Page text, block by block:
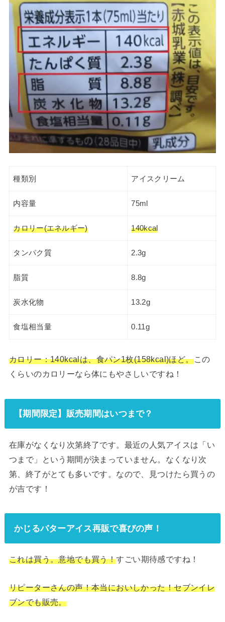
種類別 アイスクリーム
内容量 75ml
カロリー(エネルギー) 140kcal
タンパク質 2.3g
脂質 8.8g
炭水化物 13.2g
食塩相当量 0.11g
カロリー：140kcalは、食パン1枚(158kcal)ほど。この
くらいのカロリーなら体にもやさしいですね！
【期間限定】販売期間はいつまで？
在庫がなくなり次第終了です。最近の人気アイスは「い
つまで」という期間が決まっていません。なくなり次
第、終了がとても多いです。なので、見つけたら買うの
が吉です！
かじるバターアイス再販で喜びの声！
これは買う。意地でも買う！すごい期待感ですね！
リピーターさんの声！本当においしかった！セブンイレ
ブンでも販売。